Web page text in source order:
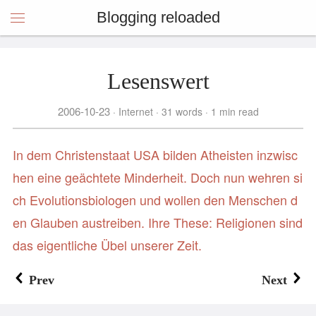
Blogging reloaded
Lesenswert
2006-10-23 Internet 31 words 1 min read
In dem Christenstaat USA bilden Atheisten inzwisc
hen eine geächtete Minderheit. Doch nun wehren si
ch Evolutionsbiologen und wollen den Menschen d
en Glauben austreiben. Ihre These: Religionen sind
das eigentliche Übel unserer Zeit.
Prev Next